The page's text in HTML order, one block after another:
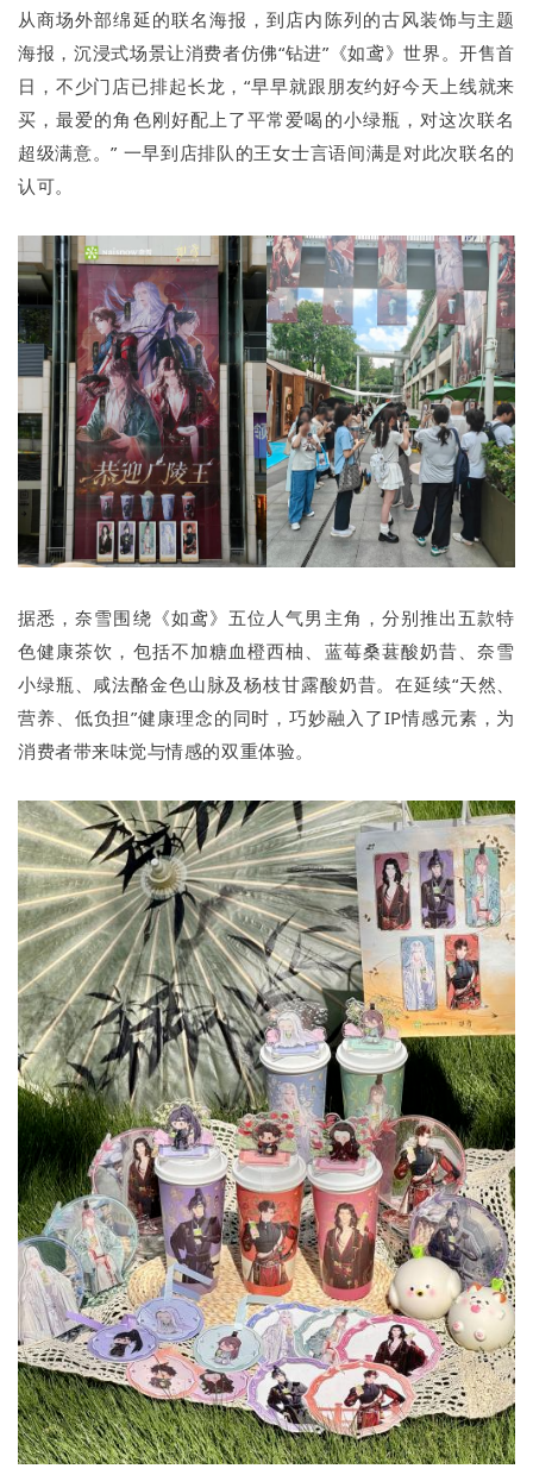
从商场外部绵延的联名海报，到店内陈列的古风装饰与主题
海报，沉浸式场景让消费者仿佛“钻进”《如鸢》世界。开售首
日，不少门店已排起长龙，“早早就跟朋友约好今天上线就来
买，最爱的角色刚好配上了平常爱喝的小绿瓶，对这次联名
超级满意。” 一早到店排队的王女士言语间满是对此次联名的
认可。
据悉，奈雪围绕《如鸢》五位人气男主角，分别推出五款特
色健康茶饮，包括不加糖血橙西柚、蓝莓桑葚酸奶昔、奈雪
小绿瓶、咸法酪金色山脉及杨枝甘露酸奶昔。在延续“天然、
营养、低负担”健康理念的同时，巧妙融入了IP情感元素，为
消费者带来味觉与情感的双重体验。